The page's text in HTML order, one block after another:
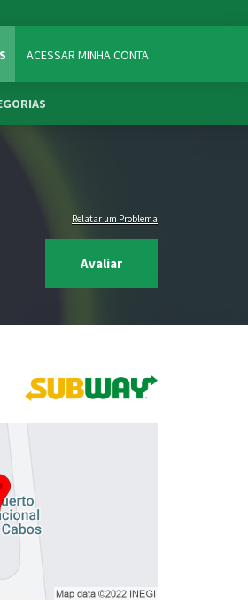
ACESSAR MINHA CONTA
Relatar um Problema
Avaliar